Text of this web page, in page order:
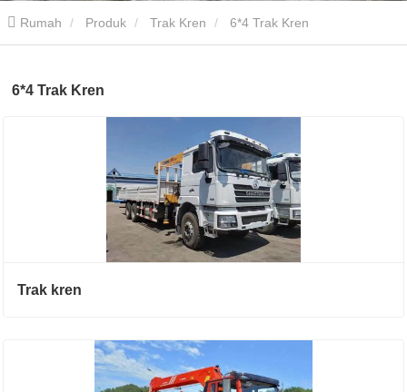
Rumah Produk Trak Kren 6*4 Trak Kren
6*4 Trak Kren
Trak kren